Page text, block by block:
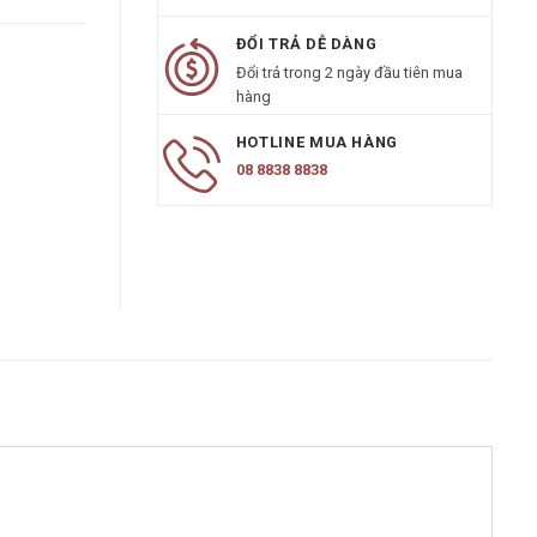
ĐỔI TRẢ DỄ DÀNG
Đổi trả trong 2 ngày đầu tiên mua
hàng
HOTLINE MUA HÀNG
08 8838 8838